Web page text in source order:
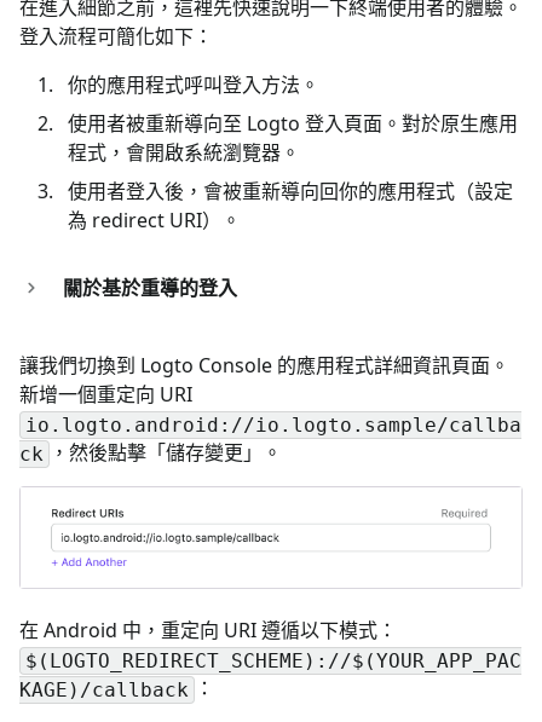
在進入細節之前，這裡先快速說明一下終端使用者的體驗。
登入流程可簡化如下：
你的應用程式呼叫登入方法。
使用者被重新導向至 Logto 登入頁面。對於原生應用
程式，會開啟系統瀏覽器。
使用者登入後，會被重新導向回你的應用程式（設定
為 redirect URI）。
關於基於重導的登入
讓我們切換到 Logto Console 的應用程式詳細資訊頁面。
新增一個重定向 URI
io.logto.android://io.logto.sample/callba
ck
，然後點擊「儲存變更」。
在 Android 中，重定向 URI 遵循以下模式：
$(LOGTO_REDIRECT_SCHEME)://$(YOUR_APP_PAC
KAGE)/callback
：